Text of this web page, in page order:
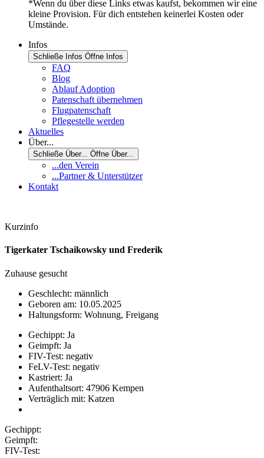
*Wenn du über diese Links etwas kaufst, bekommen wir eine
kleine Provision. Für dich entstehen keinerlei Kosten oder
Umstände.
Infos
Schließe Infos Öffne Infos
FAQ
Blog
Ablauf Adoption
Patenschaft übernehmen
Flugpatenschaft
Pflegestelle werden
Aktuelles
Über...
Schließe Über... Öffne Über...
...den Verein
...Partner & Unterstützer
Kontakt
Kurzinfo
Tigerkater Tschaikowsky und Frederik
Zuhause gesucht
Geschlecht: männlich
Geboren am: 10.05.2025
Haltungsform: Wohnung, Freigang
Gechippt: Ja
Geimpft: Ja
FIV-Test: negativ
FeLV-Test: negativ
Kastriert: Ja
Aufenthaltsort: 47906 Kempen
Verträglich mit: Katzen
Gechippt:
Geimpft:
FIV-Test: